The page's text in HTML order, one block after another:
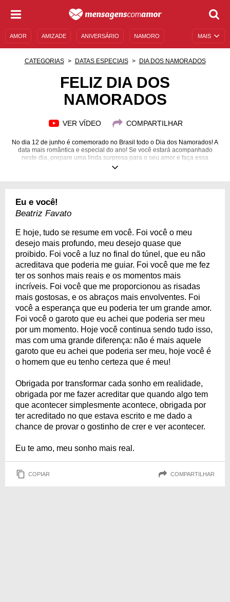
MAIS
AMOR AMIZADE ANIVERSÁRIO NAMORO
MENSAGENS E FRASES MENSAGENS DE ANIVERSÁRIO
CATEGORIAS DATAS ESPECIAIS DIA DOS NAMORADOS
FELIZ DIA DOS
NAMORADOS
VER VÍDEO COMPARTILHAR
No dia 12 de junho é comemorado no Brasil todo o Dia dos Namorados! A
data mais romântica e especial do ano! Se você estará acompanhado
neste dia, prepare uma linda surpresa para o seu amor e faça essa
comemoração ainda mais especial!
Eu e você!
Beatriz Favato
E hoje, tudo se resume em você. Foi você o meu
desejo mais profundo, meu desejo quase que
proibido. Foi você a luz no final do túnel, que eu não
acreditava que poderia me guiar. Foi você que me fez
ter os sonhos mais reais e os momentos mais
incríveis. Foi você que me proporcionou as risadas
mais gostosas, e os abraços mais envolventes. Foi
você a esperança que eu poderia ter um grande amor.
Foi você o garoto que eu achei que poderia ser meu
por um momento. Hoje você continua sendo tudo isso,
mas com uma grande diferença: não é mais aquele
garoto que eu achei que poderia ser meu, hoje você é
o homem que eu tenho certeza que é meu!
Obrigada por transformar cada sonho em realidade,
obrigada por me fazer acreditar que quando algo tem
que acontecer simplesmente acontece, obrigada por
ter acreditado no que estava escrito e me dado a
chance de provar o gostinho de crer e ver acontecer.
Eu te amo, meu sonho mais real.
COPIAR COMPARTILHAR